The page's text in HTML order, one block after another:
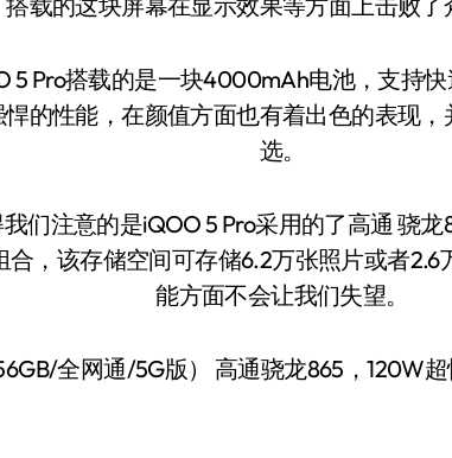
Pro搭载的是一块4000mAh电池，支持快
的性能，在颜值方面也有着出色的表现
选。
们注意的是iQOO 5 Pro采用的了高通 骁龙
合，该存储空间可存储6.2万张照片或者2.6
能方面不会让我们失望。
全网通/5G版） 高通骁龙865，120W